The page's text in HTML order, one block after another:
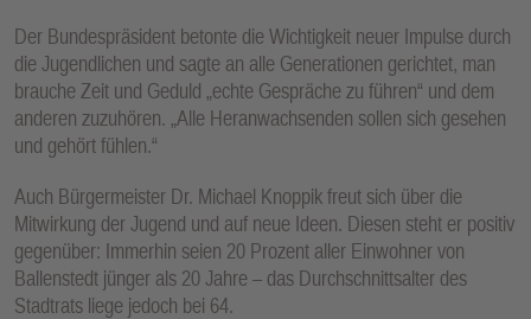
Der Bundespräsident betonte die Wichtigkeit neuer Impulse durch
die Jugendlichen und sagte an alle Generationen gerichtet, man
brauche Zeit und Geduld „echte Gespräche zu führen“ und dem
anderen zuzuhören. „Alle Heranwachsenden sollen sich gesehen
und gehört fühlen.“
Auch Bürgermeister Dr. Michael Knoppik freut sich über die
Mitwirkung der Jugend und auf neue Ideen. Diesen steht er positiv
gegenüber: Immerhin seien 20 Prozent aller Einwohner von
Ballenstedt jünger als 20 Jahre – das Durchschnittsalter des
Stadtrats liege jedoch bei 64.